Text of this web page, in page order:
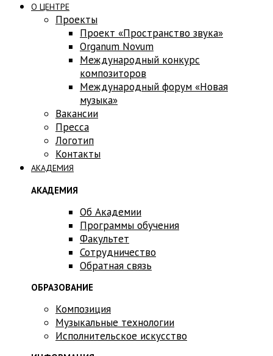
О ЦЕНТРЕ
Проекты
Проект «Пространство звука»
Оrganum Novum
Международный конкурс
композиторов
Международный форум «Новая
музыка»
Вакансии
Пресса
Логотип
Контакты
АКАДЕМИЯ
АКАДЕМИЯ
Об Академии
Программы обучения
Факультет
Сотрудничество
Обратная связь
ОБРАЗОВАНИЕ
Композиция
Музыкальные технологии
Исполнительское искусство